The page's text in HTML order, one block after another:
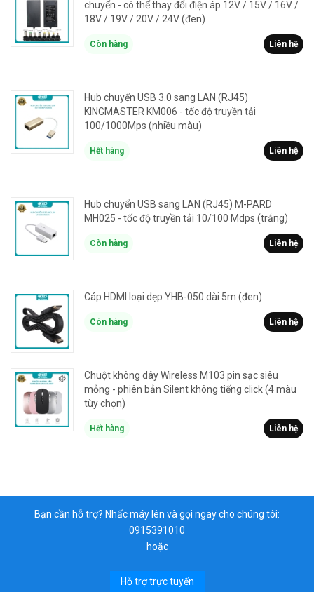
chuyển - có thể thay đổi điện áp 12V / 15V / 16V /
18V / 19V / 20V / 24V (đen)
Còn hàng Liên hệ
Hub chuyển USB 3.0 sang LAN (RJ45)
KINGMASTER KM006 - tốc độ truyền tải
100/1000Mps (nhiều màu)
Hết hàng Liên hệ
Hub chuyển USB sang LAN (RJ45) M-PARD
MH025 - tốc độ truyền tải 10/100 Mdps (trắng)
Còn hàng Liên hệ
Cáp HDMI loại dẹp YHB-050 dài 5m (đen)
Còn hàng Liên hệ
Chuột không dây Wireless M103 pin sạc siêu
mỏng - phiên bản Silent không tiếng click (4 màu
tùy chọn)
Hết hàng Liên hệ
Bạn cần hỗ trợ? Nhấc máy lên và gọi ngay cho chúng tôi:
0915391010
hoặc
Hỗ trợ trực tuyến